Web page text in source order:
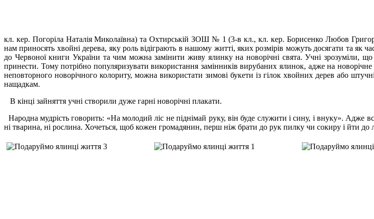
кл. кер. Погоріла Наталія Миколаївна) та Охтирській ЗОШ № 1 (3-в кл., кл. кер. Борисенко Любов
нам приносять хвойні дерева, яку роль відіграють в нашому житті, яких розмірів можуть досягати та як
до Червоної книги України та чим можна замінити живу ялинку на новорічні свята. Учні зрозуміли,
принести. Тому потрібно популяризувати використання замінників вирубаних ялинок, адже на
неповторного новорічного колориту, можна використати зимові букети із гілок хвойних дерев або
нащадкам.
В кінці зайняття учні створили дуже гарні новорічні плакати.
Народна мудрість говорить: «На молодий ліс не піднімай руку, він буде служити і сину, і внуку».
ні тварина, ні рослина. Хочеться, щоб кожен громадянин, перш ніж брати до рук пилку чи сокиру і йти до